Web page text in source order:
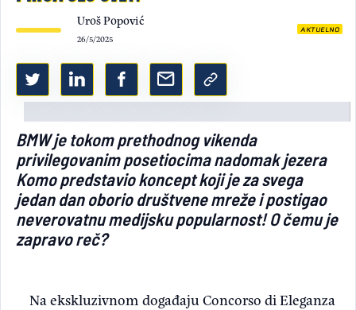
Uroš Popović
26/5/2025
AKTUELNO
BMW je tokom prethodnog vikenda
privilegovanim posetiocima nadomak jezera
Komo predstavio koncept koji je za svega
jedan dan oborio društvene mreže i postigao
neverovatnu medijsku popularnost! O čemu je
zapravo reč?
Na ekskluzivnom događaju Concorso di Eleganza